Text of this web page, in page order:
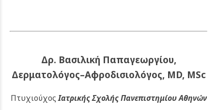
Δρ. Βασιλική Παπαγεωργίου,
Δερματολόγος–Αφροδισιολόγος, MD, MSc
ΠτυχιούχοςΙατρικής Σχολής Πανεπιστημίου Αθηνών